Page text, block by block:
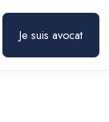
Je suis avocat